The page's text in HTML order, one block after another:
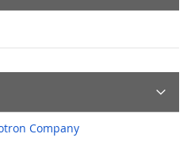
Company